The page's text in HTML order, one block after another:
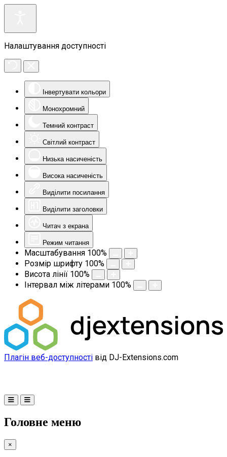
Налаштування доступності
Інвертувати кольори
Монохромний
Темний контраст
Світлий контраст
Низька насиченість
Висока насиченість
Виділити посилання
Виділити заголовки
Читач з екрана
Режим читання
Масштабування 100%
Розмір шрифту 100%
Висота лінії 100%
Інтервал між літерами 100%
Плагін веб-доступності від DJ-Extensions.com
Головне меню
×